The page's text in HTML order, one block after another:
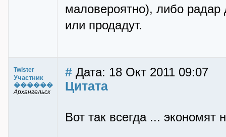
маловероятно), либо радар
или продадут.
Twister
Участник
������
Архангельск
# Дата: 18 Окт 2011 09:07
Цитата
Вот так всегда ... экономят